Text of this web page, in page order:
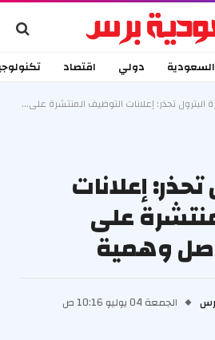
السعودية دولي اقتصاد
البترول تحذر: إعلانات التوظيف المنتشرة على مواقع التواصل وهمية
تحذر: إعلانات
على
وهمية
الجمعة 04 يوليو 10:16 ص